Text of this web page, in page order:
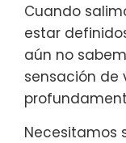
Cuando
estar
aún no
sensación de
Necesitamos